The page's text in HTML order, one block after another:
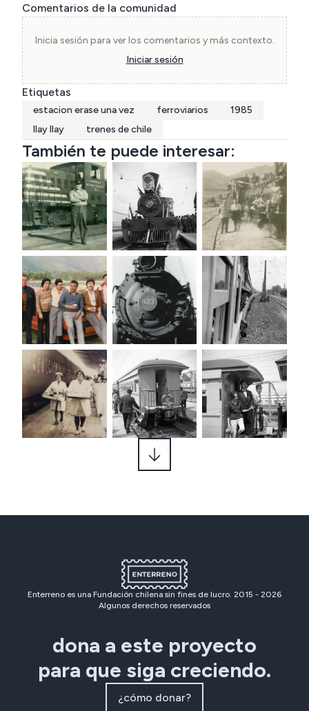
Comentarios de la comunidad
Inicia sesión para ver los comentarios y más contexto.
Iniciar sesión
Etiquetas
estacion erase una vez ferroviarios
1985
llay llay
trenes de chile
También te puede interesar:
Enterreno es una Fundación chilena sin fines de lucro. 2015 - 2026
Algunos derechos reservados
dona a este proyecto
para que siga creciendo.
¿cómo donar?